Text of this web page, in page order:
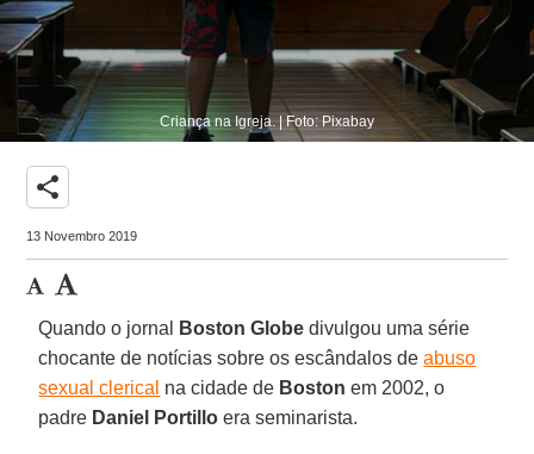
Criança na Igreja. | Foto: Pixabay
share
13 Novembro 2019
Quando o jornal Boston Globe divulgou uma série
chocante de notícias sobre os escândalos deabuso
sexual clerical na cidade de Boston em 2002, o
padre Daniel Portillo era seminarista.